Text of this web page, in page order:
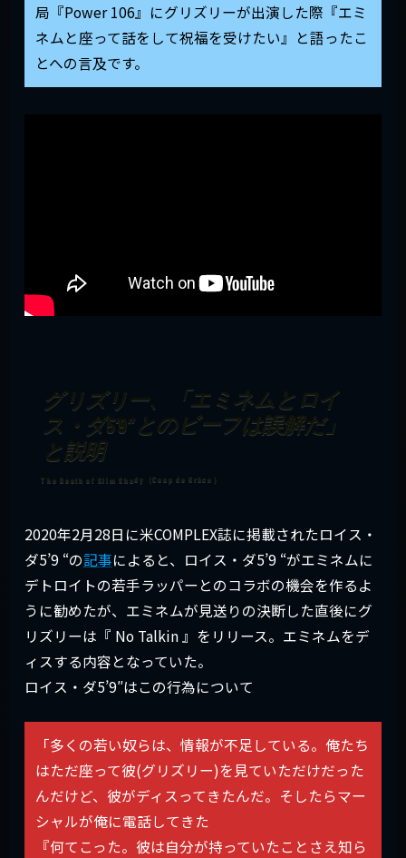
局『Power 106』にグリズリーが出演した際『エミ
ネムと座って話をして祝福を受けたい』と語ったこ
とへの言及です。
グリズリー、「エミネムとロイ
ス・ダ5’9″とのビーフは誤解だ」
と説明
2020年2月28日に米COMPLEX誌に掲載されたロイス・
ダ5’9 “の記事によると、ロイス・ダ5’9 “がエミネムに
デトロイトの若手ラッパーとのコラボの機会を作るよ
うに勧めたが、エミネムが見送りの決断した直後にグ
リズリーは『 No Talkin 』をリリース。エミネムをデ
ィスする内容となっていた。
ロイス・ダ5’9″はこの行為について
「多くの若い奴らは、情報が不足している。俺たち
はただ座って彼(グリズリー)を見ていただけだった
んだけど、彼がディスってきたんだ。そしたらマー
シャルが俺に電話してきた
『何てこった。彼は自分が持っていたことさえ知ら